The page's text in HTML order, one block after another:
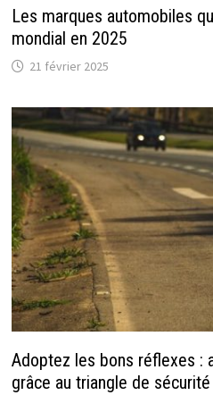
Les marques automobiles
mondial en 2025
21 février 2025
Adoptez les bons réflexes :
grâce au triangle de sécurité